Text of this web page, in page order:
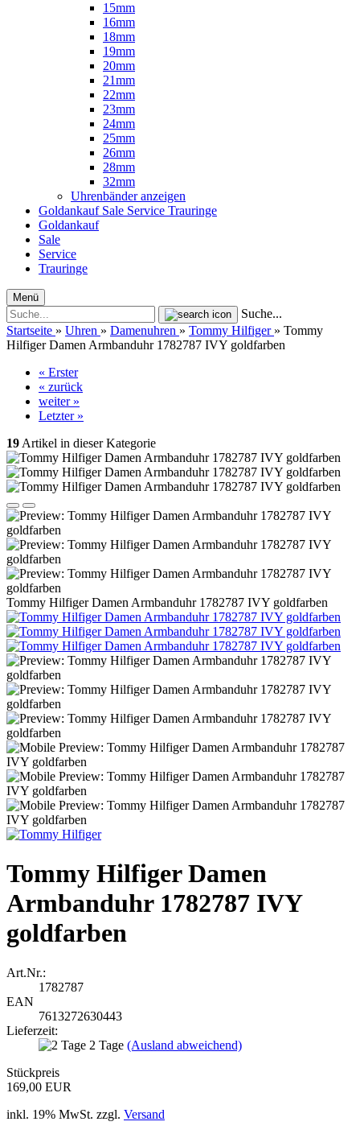
15mm
16mm
18mm
19mm
20mm
21mm
22mm
23mm
24mm
25mm
26mm
28mm
32mm
Uhrenbänder anzeigen
Goldankauf Sale Service Trauringe
Goldankauf
Sale
Service
Trauringe
Menü
Suche...
Startseite » Uhren » Damenuhren » Tommy Hilfiger » Tommy
Hilfiger Damen Armbanduhr 1782787 IVY goldfarben
« Erster
« zurück
weiter »
Letzter »
19 Artikel in dieser Kategorie
Tommy Hilfiger Damen Armbanduhr 1782787 IVY goldfarben
Tommy Hilfiger Damen
Armbanduhr 1782787 IVY
goldfarben
Art.Nr.:
1782787
EAN
7613272630443
Lieferzeit:
2 Tage (Ausland abweichend)
Stückpreis
169,00 EUR
inkl. 19% MwSt. zzgl. Versand